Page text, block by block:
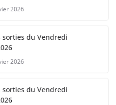
2026
sorties du Vendredi
2026
sorties du Vendredi